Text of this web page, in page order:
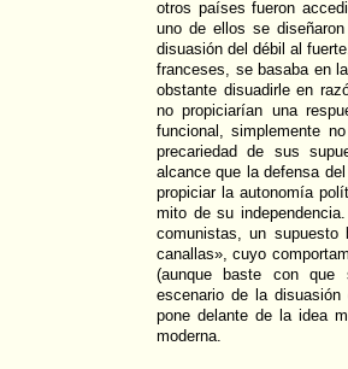
otros países fueron
uno de ellos se
disuasión del débil al
franceses, se basaba en
obstante disuadirle en
no propiciarían una
funcional, simplemente
precariedad de sus
alcance que la defensa
propiciar la autonomía
mito de su
comunistas, un supuesto
canallas», cuyo
(aunque baste con que
escenario de la
pone delante de la idea
moderna.